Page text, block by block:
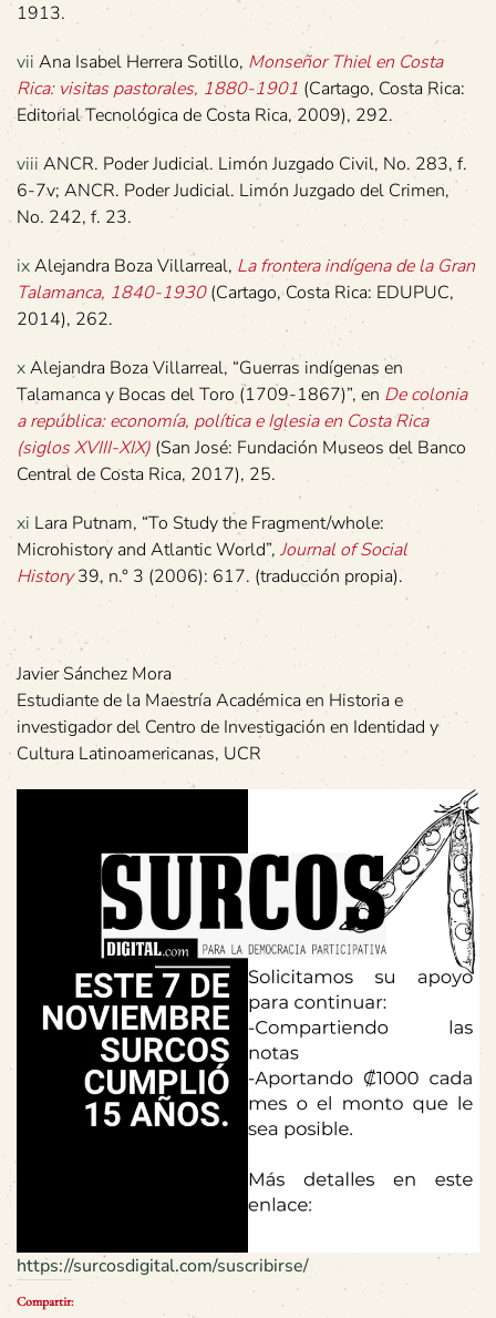
1913.
vii Ana Isabel Herrera Sotillo, Monseñor Thiel en Costa
Rica: visitas pastorales, 1880-1901 (Cartago, Costa Rica:
Editorial Tecnológica de Costa Rica, 2009), 292.
viii ANCR. Poder Judicial. Limón Juzgado Civil, No. 283, f.
6-7v; ANCR. Poder Judicial. Limón Juzgado del Crimen,
No. 242, f. 23.
ixAlejandra Boza Villarreal, La frontera indígena de la Gran
Talamanca, 1840-1930(Cartago, Costa Rica: EDUPUC,
2014), 262.
xAlejandra Boza Villarreal, “Guerras indígenas en
Talamanca y Bocas del Toro (1709-1867)”, en De colonia
a república: economía, política e Iglesia en Costa Rica
(siglos XVIII-XIX) (San José: Fundación Museos del Banco
Central de Costa Rica, 2017), 25.
xi Lara Putnam, “To Study the Fragment/whole:
Microhistory and Atlantic World”, Journal of Social
History39, n.° 3 (2006): 617. (traducción propia).
Javier Sánchez Mora
Estudiante de la Maestría Académica en Historia e
investigador del Centro de Investigación en Identidad y
Cultura Latinoamericanas, UCR
https://surcosdigital.com/suscribirse/
Compartir: